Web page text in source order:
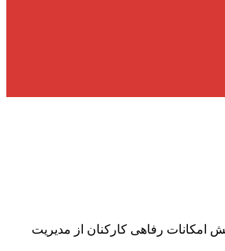
رفاهی کارکنان از مدیریت